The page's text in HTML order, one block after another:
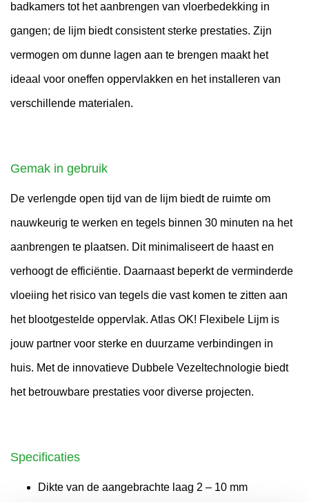
badkamers tot het aanbrengen van vloerbedekking in
gangen; de lijm biedt consistent sterke prestaties. Zijn
vermogen om dunne lagen aan te brengen maakt het
ideaal voor oneffen oppervlakken en het installeren van
verschillende materialen.
Gemak in gebruik
De verlengde open tijd van de lijm biedt de ruimte om
nauwkeurig te werken en tegels binnen 30 minuten na het
aanbrengen te plaatsen. Dit minimaliseert de haast en
verhoogt de efficiëntie. Daarnaast beperkt de verminderde
vloeiing het risico van tegels die vast komen te zitten aan
het blootgestelde oppervlak. Atlas OK! Flexibele Lijm is
jouw partner voor sterke en duurzame verbindingen in
huis. Met de innovatieve Dubbele Vezeltechnologie biedt
het betrouwbare prestaties voor diverse projecten.
Specificaties
Dikte van de aangebrachte laag 2 – 10 mm